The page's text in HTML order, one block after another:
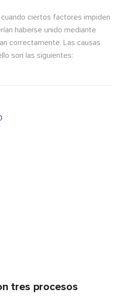
cuando ciertos factores impiden
haberse unido mediante
correctamente. Las causas
son las siguientes:
tres procesos